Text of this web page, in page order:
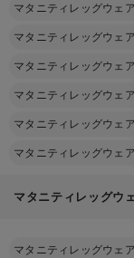
マタニティレッグウェア
マタニティレッグウェア
マタニティレッグウェア
マタニティレッグウェア
マタニティレッグウェア
マタニティレッグウェア
マタニティレッグウ
マタニティレッグウェア